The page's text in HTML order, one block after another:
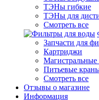
ТЭНы гибкие
ТЭНы для
Смотреть все
Запчасти для
Картриджи
Питьевые
Смотреть все
Отзывы о магазине
Информация